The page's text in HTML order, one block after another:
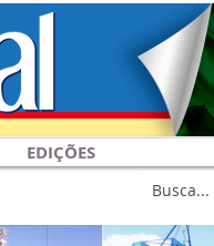
EDIÇÕES